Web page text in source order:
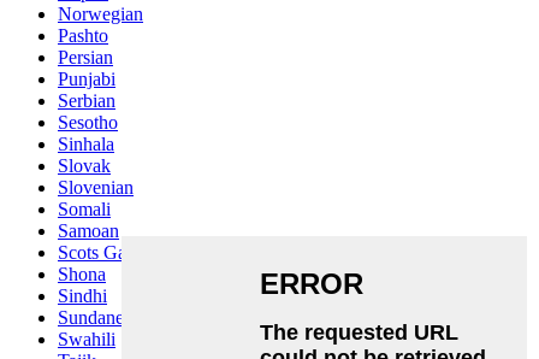
Norwegian
Pashto
Persian
Punjabi
Serbian
Sesotho
Sinhala
Slovak
Slovenian
Somali
Samoan
Scots Gaelic
Shona
Sindhi
Sundanese
Swahili